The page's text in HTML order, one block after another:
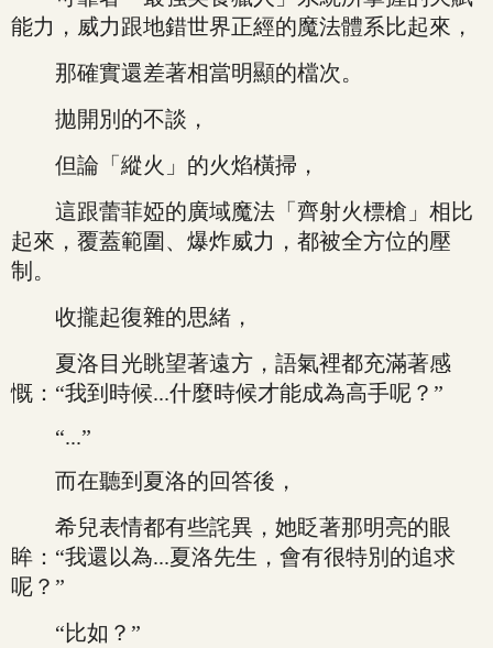
能力，威力跟地錯世界正經的魔法體系比起來，
那確實還差著相當明顯的檔次。
拋開別的不談，
但論「縱火」的火焰橫掃，
這跟蕾菲婭的廣域魔法「齊射火標槍」相比
起來，覆蓋範圍、爆炸威力，都被全方位的壓
制。
收攏起復雜的思緒，
夏洛目光眺望著遠方，語氣裡都充滿著感
慨：“我到時候...什麼時候才能成為高手呢？”
“...”
而在聽到夏洛的回答後，
希兒表情都有些詫異，她眨著那明亮的眼
眸：“我還以為...夏洛先生，會有很特別的追求
呢？”
“比如？”